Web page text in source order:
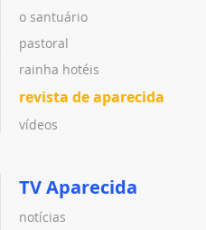
o santuário
pastoral
rainha hotéis
revista de aparecida
vídeos
TV Aparecida
notícias